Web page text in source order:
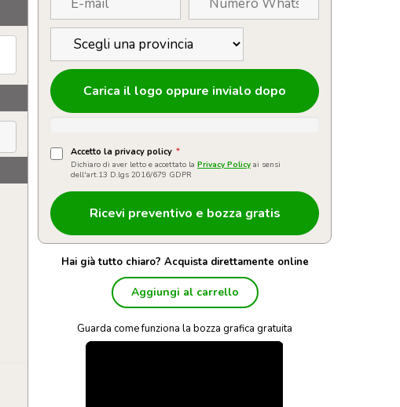
Carica il logo oppure invialo dopo
Accetto la privacy policy *
Dichiaro di aver letto e accettato la Privacy Policy ai sensi
dell'art.13 D.lgs 2016/679 GDPR
Hai già tutto chiaro? Acquista direttamente online
Aggiungi al carrello
Guarda come funziona la bozza grafica gratuita